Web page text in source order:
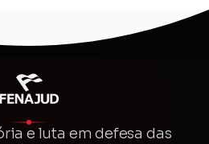
e luta em defesa das